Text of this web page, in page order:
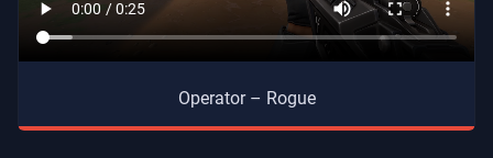
Operator – Rogue